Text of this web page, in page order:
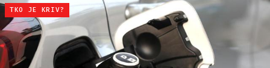
TKO JE KRIV?